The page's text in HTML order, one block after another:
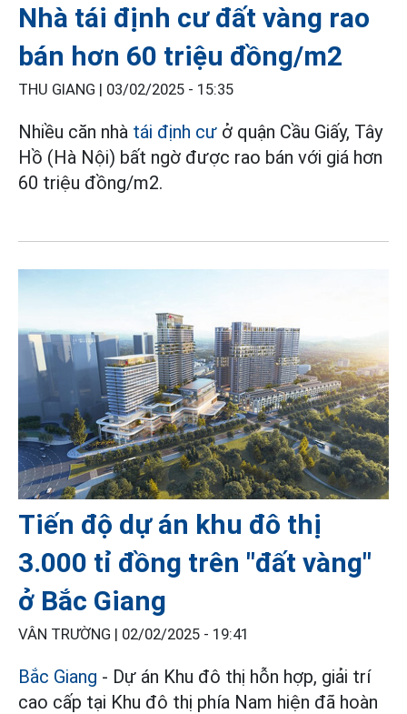
Nhà tái định cư đất vàng rao
bán hơn 60 triệu đồng/m2
THU GIANG | 03/02/2025 - 15:35
Nhiều căn nhà tái định cư ở quận Cầu Giấy, Tây
Hồ (Hà Nội) bất ngờ được rao bán với giá hơn
60 triệu đồng/m2.
Tiến độ dự án khu đô thị
3.000 tỉ đồng trên "đất vàng"
ở Bắc Giang
VÂN TRƯỜNG | 02/02/2025 - 19:41
Bắc Giang - Dự án Khu đô thị hỗn hợp, giải trí
cao cấp tại Khu đô thị phía Nam hiện đã hoàn